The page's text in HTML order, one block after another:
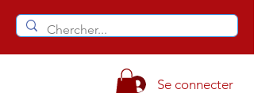
Se connecter